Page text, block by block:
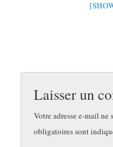
Laisser un
Votre adresse e-mail ne
obligatoires sont